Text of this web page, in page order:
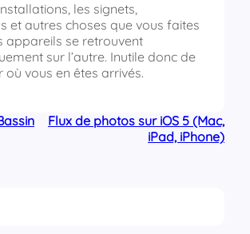
les signets,
et autres choses que vous faites
appareils se retrouvent
sur l’autre. Inutile donc de
où vous en êtes arrivés.
Flux de photos sur iOS 5 (Mac,
iPad, iPhone)